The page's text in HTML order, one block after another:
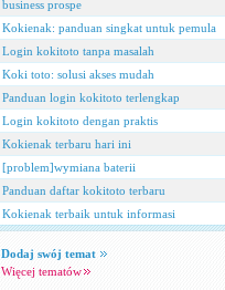
business prospe
Kokienak: panduan singkat untuk pemula
Login kokitoto tanpa masalah
Koki toto: solusi akses mudah
Panduan login kokitoto terlengkap
Login kokitoto dengan praktis
Kokienak terbaru hari ini
[problem]wymiana baterii
Panduan daftar kokitoto terbaru
Kokienak terbaik untuk informasi
Dodaj swój temat
Więcej tematów